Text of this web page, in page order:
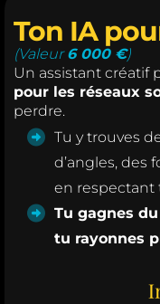
Ton IA
(Valeur6 000 €)
Un assistant créatif
pour les réseaux
perdre.
Tu y trouves
d’angles, des
en respectant
Tu gagnes
tu rayonnes